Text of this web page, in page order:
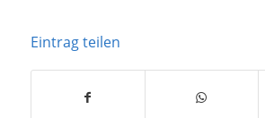
Eintrag teilen